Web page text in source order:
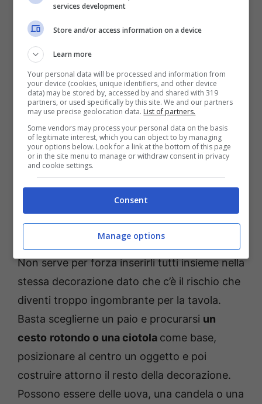
risveglio dopo l’inverno, come la Pasqua è
associata alla resurrezione.
Cosa serve per realizzare un centrotavola pasquale –
Non serve per forza inserirli tutti insieme nella
stessa decorazione dato che c’è il rischio che
diventi troppo ingombrante per la tavola.
Basta sceglierne un paio e procurarsi un
cesto rotondo o una ciotola come base,
posizionare al centro un oggetto e poi
costruire attorno il resto della decorazione.
Possono essere delle uova, una candela o una
services development
Store and/or access information on a device
Learn more
Your personal data will be processed and information from
your device (cookies, unique identifiers, and other device
data) may be stored by, accessed by and shared with 319
partners, or used specifically by this site. We and our partners
may use precise geolocation data. List of partners.
Some vendors may process your personal data on the basis
of legitimate interest, which you can object to by managing
your options below. Look for a link at the bottom of this page
or in the site menu to manage or withdraw consent in privacy
and cookie settings.
Consent
Manage options